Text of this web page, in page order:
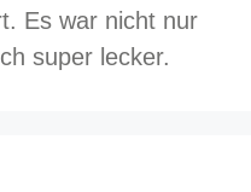
Es war nicht nur
super lecker.